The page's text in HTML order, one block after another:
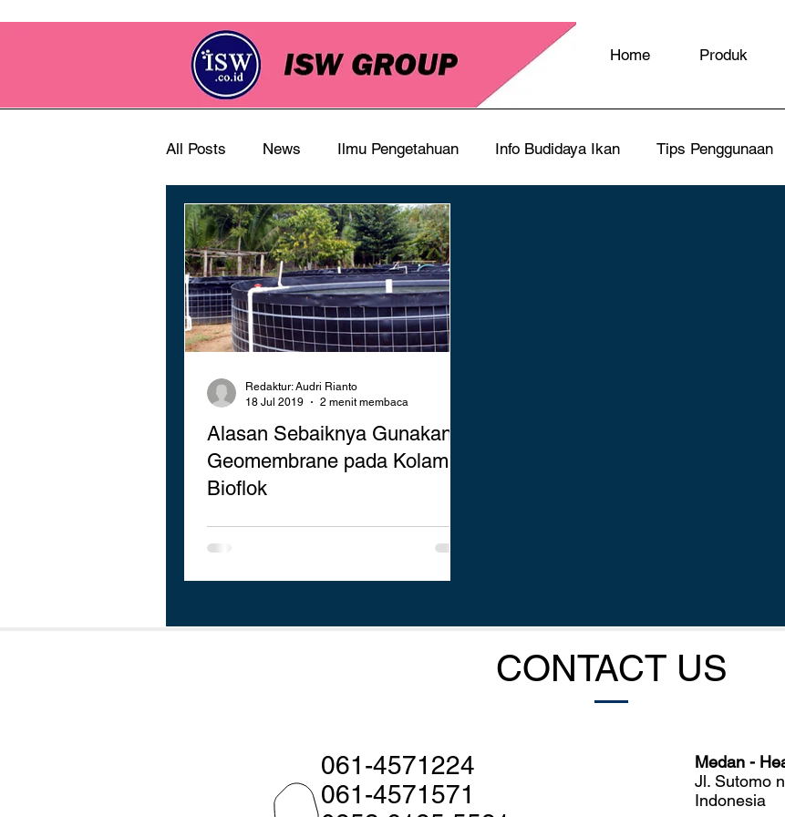
Home Produk
All Posts News Ilmu Pengetahuan Info Budidaya Ikan Tips Penggunaan
Alasan Sebaiknya Gunakan
Geomembrane pada Kolam
Bioflok
Redaktur: Audri Rianto
18 Jul 2019
2 menit membaca
CONTACT US
061-4571224
061-4571571
Medan -
Jl. Sutomo
Indonesia